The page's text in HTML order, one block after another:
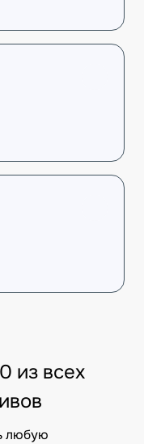
из всех
любую